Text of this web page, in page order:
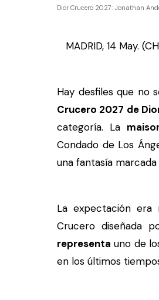
Dior Crucero 2027: Jonathan
MADRID, 14 May.
Hay desfiles que no
Crucero 2027 de
categoría. La
Condado de Los
una fantasía
La expectación
Crucero diseñada
representa uno de
en los últimos